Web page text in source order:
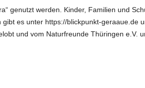
genutzt werden. Kinder, Familien und
es unter https://blickpunkt-geraaue.de
und vom Naturfreunde Thüringen e.V.